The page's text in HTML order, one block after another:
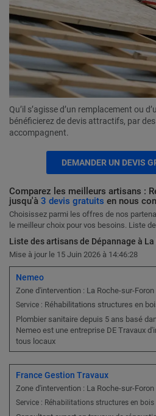
Qu’il s’agisse d’un remplacement ou
bénéficierez de devis attractifs, par
accompagnent.
DEMANDER UN DEVIS
Comparez les meilleurs artisans :
jusqu'à 3 devis gratuits en nous
Choisissez parmi les offres de nos
le meilleur choix pour vos besoins. Liste
Liste des artisans de Dépannage à
Mise à jour le 15 Juin 2026 à 14:46:28
Nemeo
Zone d'intervention : La Roche-sur-
Service : Réhabilitations structures en
Plombier sanitaire depuis 5 ans basé
Nemeo est une entreprise DE Travaux
tous locaux
France Gestion Travaux
Zone d'intervention : La Roche-sur-
Service : Réhabilitations structures en bois